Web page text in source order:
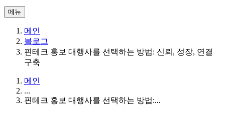
메뉴
메인
블로그
핀테크 홍보 대행사를 선택하는 방법: 신뢰, 성장, 연결
구축
메인
...
핀테크 홍보 대행사를 선택하는 방법:...